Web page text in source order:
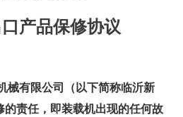
产品保修协议
械有限公司（以下简称临沂新
的责任，即装载机出现的任何故